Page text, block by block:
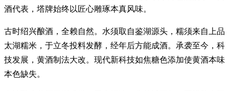
酒代表，塔牌始终以匠心雕琢本真风味。
古时绍兴酿酒，全赖自然。水须取自鉴湖源头，糯须来自上品
太湖糯米，于立冬投料发酵，经年后方能成酒。承袭至今，科
技发展，黄酒制法大改。现代新科技如焦糖色添加使黄酒本味
本色缺失。